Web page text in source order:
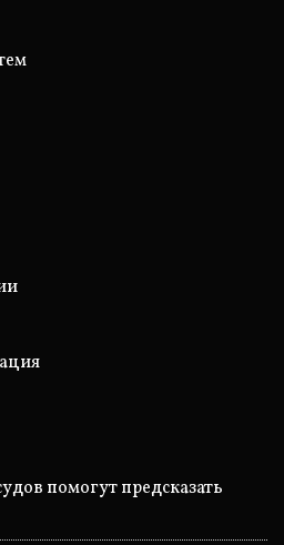
помогут предсказать